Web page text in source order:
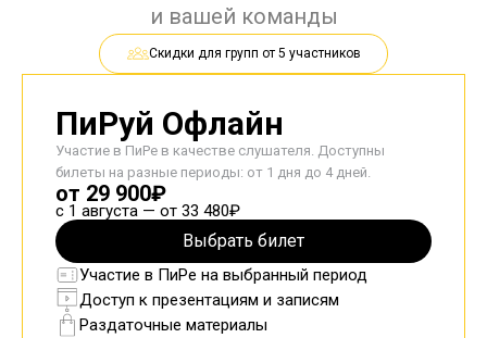
и вашей команды
Скидки для групп от 5 участников
ПиРуй Офлайн
Участие в ПиРе в качестве слушателя. Доступны
билеты на разные периоды: от 1 дня до 4 дней.
от 29 900₽
с 1 августа — от 33 480₽
Выбрать билет
Участие в ПиРе на выбранный период
Доступ к презентациям и записям
Раздаточные материалы